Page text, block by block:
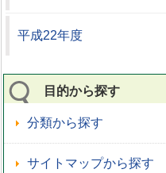
平成22年度
目的から探す
分類から探す
サイトマップから探す